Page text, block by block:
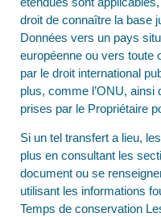
droit de connaître la base
Données vers un pays
européenne ou vers toute
par le droit international
plus, comme l’ONU,
prises par le Propriétaire
Si un tel transfert a lieu,
plus en consultant les
document ou se
utilisant les informations
Temps de conservation